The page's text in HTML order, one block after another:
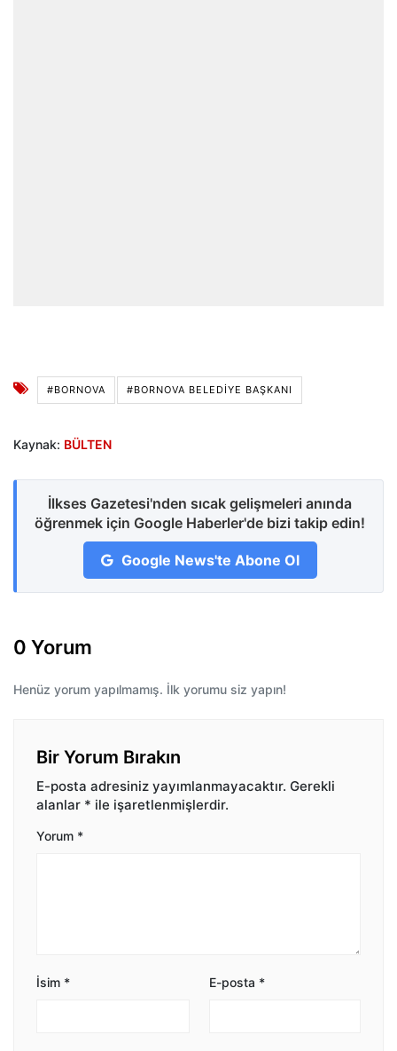
#BORNOVA #BORNOVA BELEDIYE BAŞKANI
Kaynak: BÜLTEN
İlkses Gazetesi'nden sıcak gelişmeleri anında
öğrenmek için Google Haberler'de bizi takip edin!
Google News'te Abone Ol
0 Yorum
Henüz yorum yapılmamış. İlk yorumu siz yapın!
Bir Yorum Bırakın
E-posta adresiniz yayımlanmayacaktır. Gerekli
alanlar * ile işaretlenmişlerdir.
Yorum *
İsim * E-posta *